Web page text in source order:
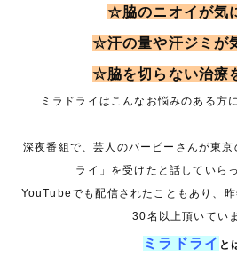
☆脇のニオイが気
☆汗の量や汗ジミが
☆脇を切らない治療
ミラドライはこんなお悩みのある方
深夜番組で、芸人のバービーさんが東
ライ」を受けたと話していら
YouTubeでも配信されたこともあり、
30名以上頂いてい
ミラドライ と